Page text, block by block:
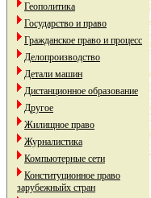
Геополитика
Государство и право
Гражданское право и процесс
Делопроизводство
Детали машин
Дистанционное образование
Другое
Жилищное право
Журналистика
Компьютерные сети
Конституционное право
зарубежныйх стран